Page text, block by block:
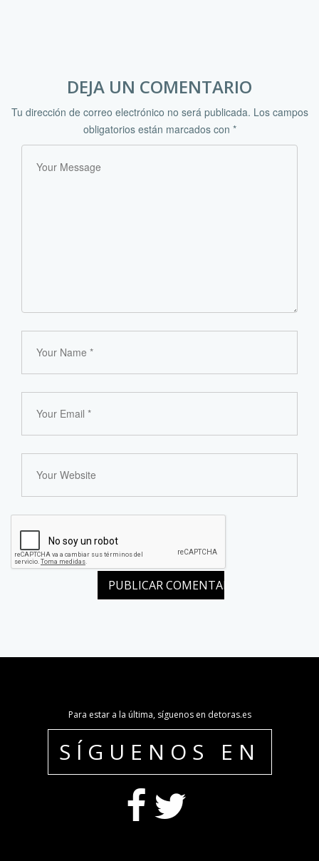
DEJA UN COMENTARIO
Tu dirección de correo electrónico no será publicada. Los campos
obligatorios están marcados con *
Para estar a la última, síguenos en detoras.es
SÍGUENOS EN